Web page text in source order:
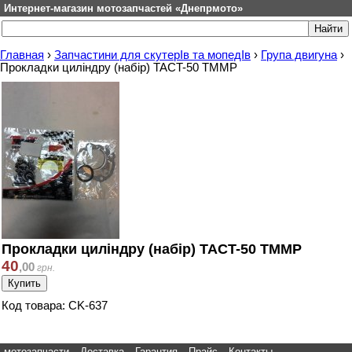
Интернет-магазин мотозапчастей «Днепрмото»
Главная › Запчастини для скутерІв та мопедІв › Група двигуна ›
Прокладки циліндру (набір) TACT-50 TMMP
Прокладки циліндру (набір) TACT-50 TMMP
40,00 грн.
Код товара: CK-637